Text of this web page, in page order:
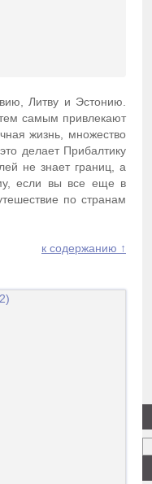
Литву и Эстонию.
самым привлекают
жизнь, множество
делает Прибалтику
не знает границ, а
если вы все еще в
по странам
к содержанию ↑